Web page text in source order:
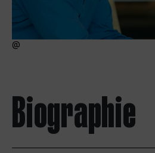
Biographie